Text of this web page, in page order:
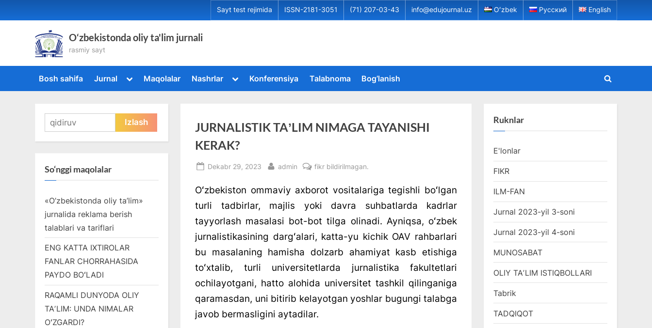
to
Sayt test rejimida ISSN-2181-3051 (71) 207-03-43 info@edujournal.uz Oʻzbek Русский English
O‘zbekistonda oliy ta'lim jurnali
rasmiy sayt
Bosh sahifa Jurnal
Toggle
menu
Maqolalar Nashrlar
Toggle
menu
Toggle
menu
Toggle
sub-
menu
sub-
menu
Konferensiya Talabnoma Bog’lanish
Toggle
JURNALISTIK TAʼLIM NIMAGA TAYANISHI
KERAK?
Posted
Dekabr 29, 2023 By
admin
JURNALISTIK
NIMAGA
TAYANISHI
ga
fikr bildirilmagan.
Oʻzbekiston ommaviy axborot vositalariga tegishli boʻlgan
turli tadbirlar, majlis yoki davra suhbatlarda kadrlar
tayyorlash masalasi bot-bot tilga olinadi. Ayniqsa, oʻzbek
jurnalistikasining dargʻalari, katta-yu kichik OAV rahbarlari
bu masalaning hamisha dolzarb ahamiyat kasb etishiga
toʻxtalib, turli universitetlarda jurnalistika fakultetlari
ochilayotgani, hatto alohida universitet tashkil qilinganiga
qaramasdan, uni bitirib kelayotgan yoshlar bugungi talabga
javob bermasligini aytadilar.
Qidirshish:
So‘nggi maqolalar
«O’zbekistonda oliy ta’lim»
jurnalida reklama berish
talablari va tariflari
ENG KATTA IXTIROLAR
FANLAR CHORRAHASIDA
PAYDO BOʻLADI
RAQAMLI DUNYODA OLIY
TAʼLIM: UNDA NIMALAR
OʻZGARDI?
Ruknlar
E'lonlar
FIKR
ILM-FAN
Jurnal 2023-yil 3-soni
Jurnal 2023-yil 4-soni
MUNOSABAT
OLIY TAʼLIM ISTIQBOLLARI
Tabrik
TADQIQOT